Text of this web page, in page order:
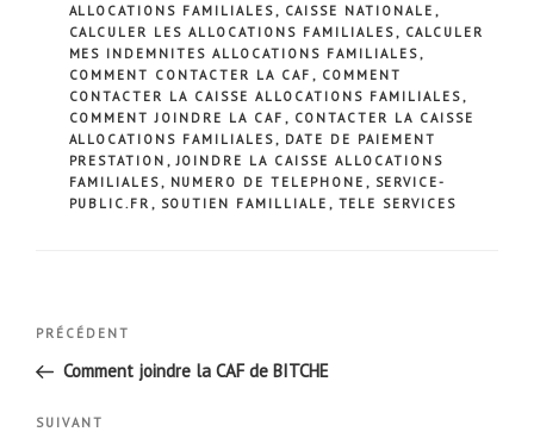
ALLOCATIONS FAMILIALES, CAISSE NATIONALE ,
CALCULER LES ALLOCATIONS FAMILIALES, CALCULER
MES INDEMNITES ALLOCATIONS FAMILIALES,
COMMENT CONTACTER LA CAF , COMMENT
CONTACTER LA CAISSE ALLOCATIONS FAMILIALES,
COMMENT JOINDRE LA CAF , CONTACTER LA CAISSE
ALLOCATIONS FAMILIALES, DATE DE PAIEMENT
PRESTATION ,JOINDRE LA CAISSE ALLOCATIONS
FAMILIALES, NUMERO DE TELEPHONE , SERVICE-
PUBLIC.FR , SOUTIEN FAMILLIALE , TELE SERVICES
Navigation
l’article
Article
précédent
PRÉCÉDENT
Comment joindre la CAF de BITCHE
Article
SUIVANT